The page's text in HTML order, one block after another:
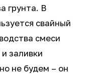
грунта. В
свайный
смеси
заливки
не будем – он